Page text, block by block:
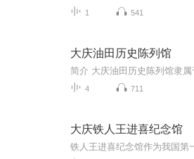
1 541
大庆油田历史陈列馆
4 711
大庆铁人王进喜纪念馆